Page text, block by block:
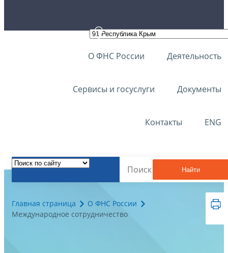
О ФНС России Деятельность
Сервисы и госуслуги Документы
Контакты ENG
Найти
Главная страница
О ФНС России
Международное сотрудничество